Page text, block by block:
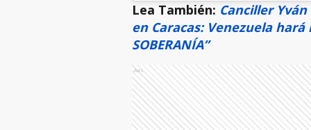
Lea También: Canciller
en Caracas: Venezuela hará
SOBERANÍA”
Ads